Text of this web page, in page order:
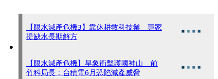
【限水減產危機3】靠休耕救科技業 專家
提缺水長期解方
【限水減產危機】旱象衝擊護國神山 前
竹科局長：台積電6月恐陷減產威脅